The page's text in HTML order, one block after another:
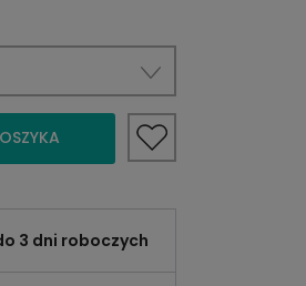
3 dni roboczych